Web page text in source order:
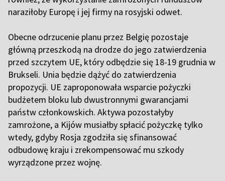
naraziłoby Europę i jej firmy na rosyjski odwet.
Obecne odrzucenie planu przez Belgię pozostaje
główną przeszkodą na drodze do jego zatwierdzenia
przed szczytem UE, który odbędzie się 18-19 grudnia w
Brukseli. Unia będzie dążyć do zatwierdzenia
propozycji. UE zaproponowała wsparcie pożyczki
budżetem bloku lub dwustronnymi gwarancjami
państw członkowskich. Aktywa pozostałyby
zamrożone, a Kijów musiałby spłacić pożyczkę tylko
wtedy, gdyby Rosja zgodziła się sfinansować
odbudowę kraju i zrekompensować mu szkody
wyrządzone przez wojnę.